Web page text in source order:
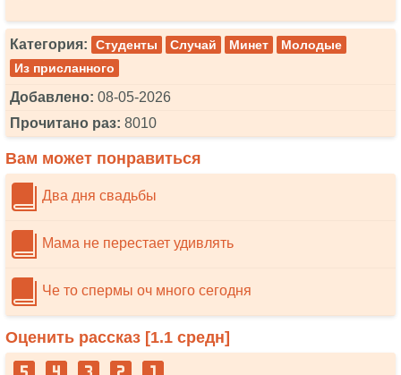
Категория: Студенты Случай Минет
Молодые
Из присланного
Добавлено: 08-05-2026
Прочитано раз: 8010
Вам может понравиться
Два дня свадьбы
Мама не перестает удивлять
Че то спермы оч много сегодня
Оценить рассказ [1.1 средн]